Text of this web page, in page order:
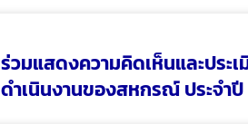
ร่วมแสดงความคิดเห็นและประ
ดำเนินงานของสหกรณ์ ประจำปี